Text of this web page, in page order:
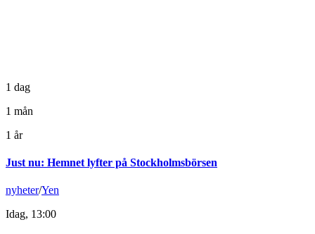
1 dag
1 mån
1 år
Just nu: Hemnet lyfter på Stockholmsbörsen
nyheter/Yen
Idag, 13:00